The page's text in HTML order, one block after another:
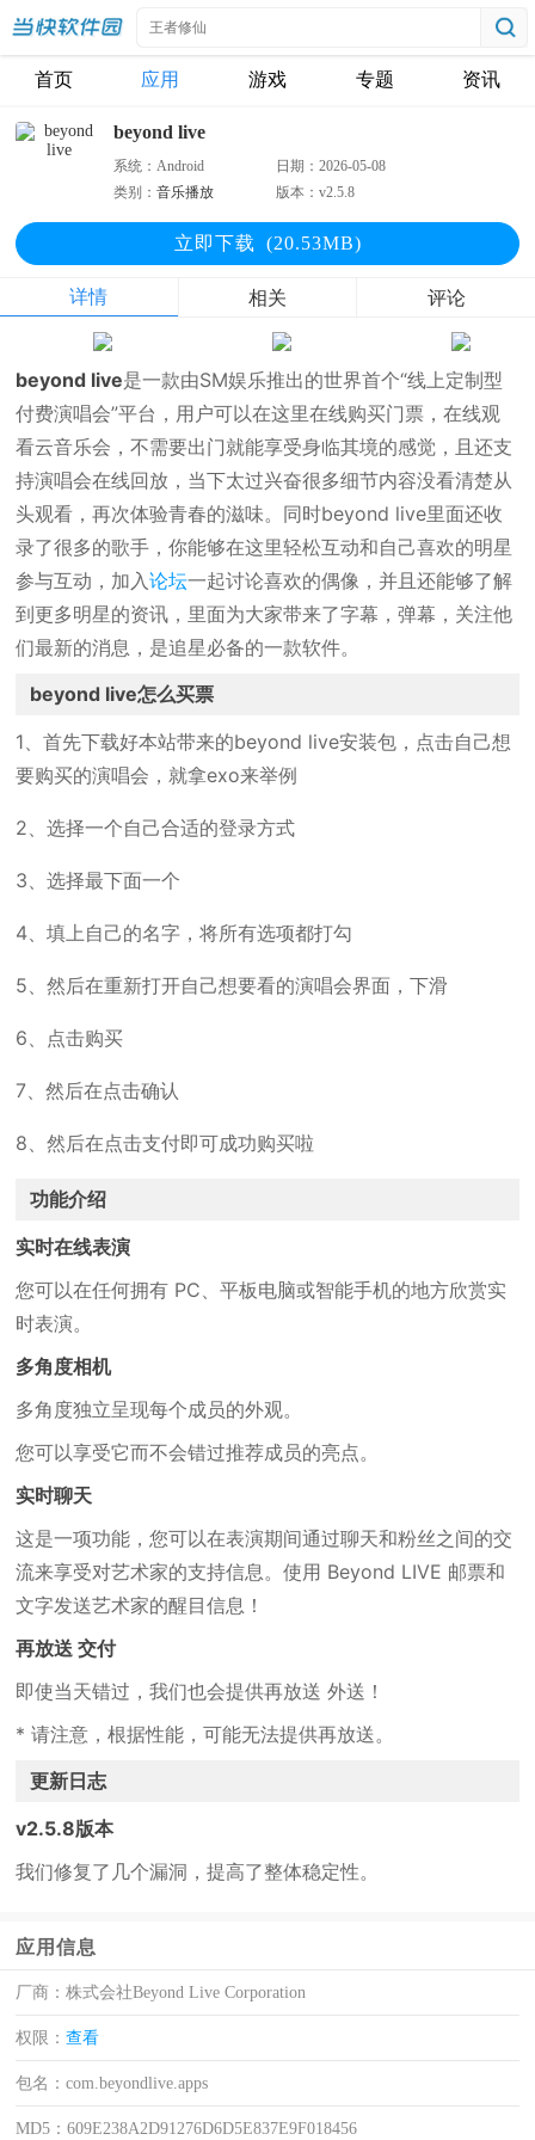
首页 应用 游戏 专题 资讯
beyond live
系统：Android 日期：2026-05-08
类别：音乐播放 版本：v2.5.8
立即下载 (20.53MB)
详情 相关 评论
beyond live是一款由SM娱乐推出的世界首个“线上定制型
付费演唱会”平台，用户可以在这里在线购买门票，在线观
看云音乐会，不需要出门就能享受身临其境的感觉，且还支
持演唱会在线回放，当下太过兴奋很多细节内容没看清楚从
头观看，再次体验青春的滋味。同时beyond live里面还收
录了很多的歌手，你能够在这里轻松互动和自己喜欢的明星
参与互动，加入论坛一起讨论喜欢的偶像，并且还能够了解
到更多明星的资讯，里面为大家带来了字幕，弹幕，关注他
们最新的消息，是追星必备的一款软件。
beyond live怎么买票
1、首先下载好本站带来的beyond live安装包，点击自己想
要购买的演唱会，就拿exo来举例
2、选择一个自己合适的登录方式
3、选择最下面一个
4、填上自己的名字，将所有选项都打勾
5、然后在重新打开自己想要看的演唱会界面，下滑
6、点击购买
7、然后在点击确认
8、然后在点击支付即可成功购买啦
功能介绍
实时在线表演
您可以在任何拥有 PC、平板电脑或智能手机的地方欣赏实
时表演。
多角度相机
多角度独立呈现每个成员的外观。
您可以享受它而不会错过推荐成员的亮点。
实时聊天
这是一项功能，您可以在表演期间通过聊天和粉丝之间的交
流来享受对艺术家的支持信息。使用 Beyond LIVE 邮票和
文字发送艺术家的醒目信息！
再放送 交付
即使当天错过，我们也会提供再放送 外送！
* 请注意，根据性能，可能无法提供再放送。
更新日志
v2.5.8版本
我们修复了几个漏洞，提高了整体稳定性。
应用信息
厂商：株式会社Beyond Live Corporation
权限：查看
包名：com.beyondlive.apps
MD5：609E238A2D91276D6D5E837E9F018456